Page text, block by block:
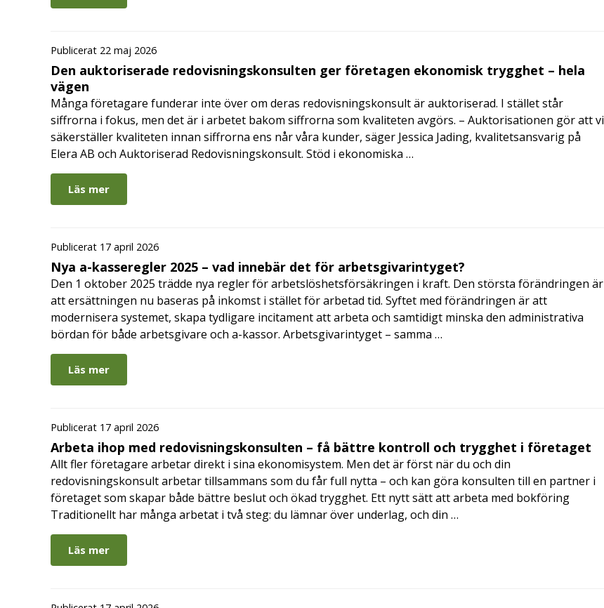
Publicerat 22 maj 2026
Den auktoriserade redovisningskonsulten ger företagen ekonomisk trygghet – hela
vägen
Många företagare funderar inte över om deras redovisningskonsult är auktoriserad. I stället står
siffrorna i fokus, men det är i arbetet bakom siffrorna som kvaliteten avgörs. – Auktorisationen gör att vi
säkerställer kvaliteten innan siffrorna ens når våra kunder, säger Jessica Jading, kvalitetsansvarig på
Elera AB och Auktoriserad Redovisningskonsult. Stöd i ekonomiska …
Läs mer
Publicerat 17 april 2026
Nya a-kasseregler 2025 – vad innebär det för arbetsgivarintyget?
Den 1 oktober 2025 trädde nya regler för arbetslöshetsförsäkringen i kraft. Den största förändringen är
att ersättningen nu baseras på inkomst i stället för arbetad tid. Syftet med förändringen är att
modernisera systemet, skapa tydligare incitament att arbeta och samtidigt minska den administrativa
bördan för både arbetsgivare och a-kassor. Arbetsgivarintyget – samma …
Läs mer
Publicerat 17 april 2026
Arbeta ihop med redovisningskonsulten – få bättre kontroll och trygghet i företaget
Allt fler företagare arbetar direkt i sina ekonomisystem. Men det är först när du och din
redovisningskonsult arbetar tillsammans som du får full nytta – och kan göra konsulten till en partner i
företaget som skapar både bättre beslut och ökad trygghet. Ett nytt sätt att arbeta med bokföring
Traditionellt har många arbetat i två steg: du lämnar över underlag, och din …
Läs mer